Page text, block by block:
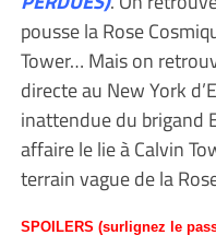
pousse la Rose
Tower… Mais on
directe au New York
inattendue du brigand
affaire le lie à Calvin
terrain vague de la
SPOILERS (surlignez le